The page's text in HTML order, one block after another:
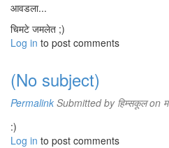
आवडला...
चिमटे जमलेत ;)
Log in to post comments
(No subject)
Permalink Submitted by हिम्सकूलon
:)
Log in to post comments